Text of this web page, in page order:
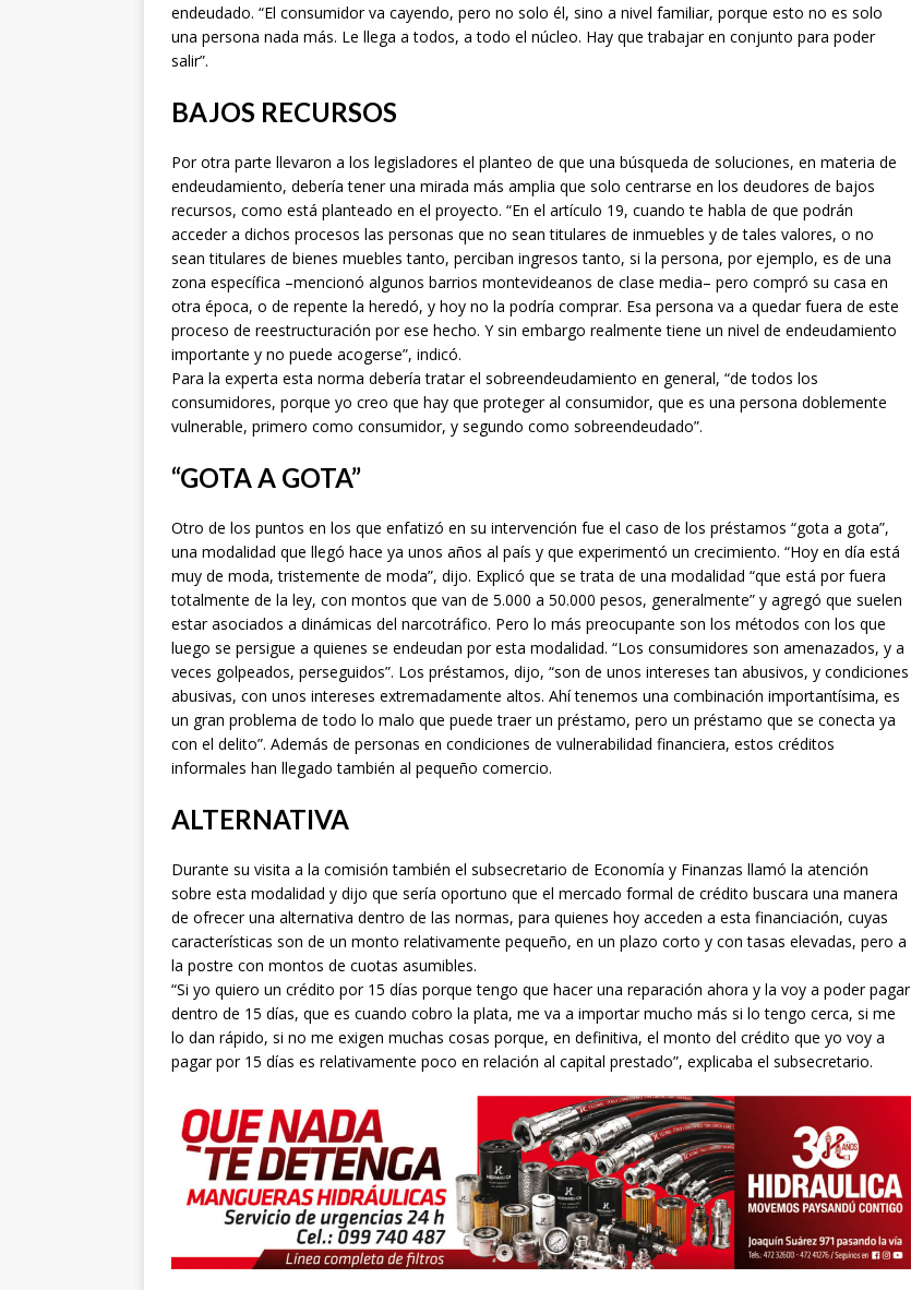
endeudado. “El consumidor va cayendo, pero no solo él, sino a nivel familiar, porque esto no es solo
una persona nada más. Le llega a todos, a todo el núcleo. Hay que trabajar en conjunto para poder
salir”.
BAJOS RECURSOS
Por otra parte llevaron a los legisladores el planteo de que una búsqueda de soluciones, en materia de
endeudamiento, debería tener una mirada más amplia que solo centrarse en los deudores de bajos
recursos, como está planteado en el proyecto. “En el artículo 19, cuando te habla de que podrán
acceder a dichos procesos las personas que no sean titulares de inmuebles y de tales valores, o no
sean titulares de bienes muebles tanto, perciban ingresos tanto, si la persona, por ejemplo, es de una
zona específica –mencionó algunos barrios montevideanos de clase media– pero compró su casa en
otra época, o de repente la heredó, y hoy no la podría comprar. Esa persona va a quedar fuera de este
proceso de reestructuración por ese hecho. Y sin embargo realmente tiene un nivel de endeudamiento
importante y no puede acogerse”, indicó.
Para la experta esta norma debería tratar el sobreendeudamiento en general, “de todos los
consumidores, porque yo creo que hay que proteger al consumidor, que es una persona doblemente
vulnerable, primero como consumidor, y segundo como sobreendeudado”.
“GOTA A GOTA”
Otro de los puntos en los que enfatizó en su intervención fue el caso de los préstamos “gota a gota”,
una modalidad que llegó hace ya unos años al país y que experimentó un crecimiento. “Hoy en día está
muy de moda, tristemente de moda”, dijo. Explicó que se trata de una modalidad “que está por fuera
totalmente de la ley, con montos que van de 5.000 a 50.000 pesos, generalmente” y agregó que suelen
estar asociados a dinámicas del narcotráfico. Pero lo más preocupante son los métodos con los que
luego se persigue a quienes se endeudan por esta modalidad. “Los consumidores son amenazados, y a
veces golpeados, perseguidos”. Los préstamos, dijo, “son de unos intereses tan abusivos, y condiciones
abusivas, con unos intereses extremadamente altos. Ahí tenemos una combinación importantísima, es
un gran problema de todo lo malo que puede traer un préstamo, pero un préstamo que se conecta ya
con el delito”. Además de personas en condiciones de vulnerabilidad financiera, estos créditos
informales han llegado también al pequeño comercio.
ALTERNATIVA
Durante su visita a la comisión también el subsecretario de Economía y Finanzas llamó la atención
sobre esta modalidad y dijo que sería oportuno que el mercado formal de crédito buscara una manera
de ofrecer una alternativa dentro de las normas, para quienes hoy acceden a esta financiación, cuyas
características son de un monto relativamente pequeño, en un plazo corto y con tasas elevadas, pero a
la postre con montos de cuotas asumibles.
“Si yo quiero un crédito por 15 días porque tengo que hacer una reparación ahora y la voy a poder pagar
dentro de 15 días, que es cuando cobro la plata, me va a importar mucho más si lo tengo cerca, si me
lo dan rápido, si no me exigen muchas cosas porque, en definitiva, el monto del crédito que yo voy a
pagar por 15 días es relativamente poco en relación al capital prestado”, explicaba el subsecretario.